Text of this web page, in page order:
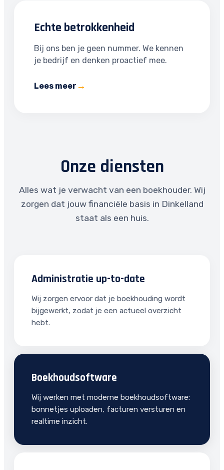
Echte betrokkenheid
Bij ons ben je geen nummer. We kennen
je bedrijf en denken proactief mee.
Lees meer
Onze diensten
Alles wat je verwacht van een boekhouder. Wij
zorgen dat jouw financiële basis in Dinkelland
staat als een huis.
Administratie up-to-date
Wij zorgen ervoor dat je boekhouding wordt
bijgewerkt, zodat je een actueel overzicht
hebt.
Boekhoudsoftware
Wij werken met moderne boekhoudsoftware:
bonnetjes uploaden, facturen versturen en
realtime inzicht.